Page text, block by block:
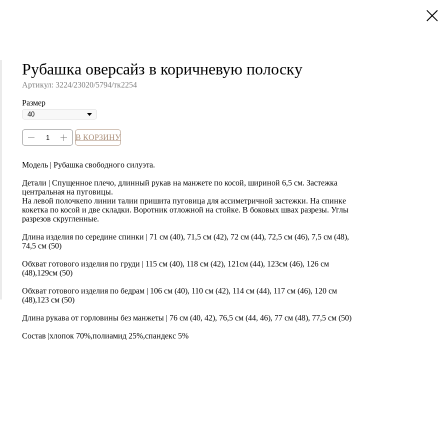
Рубашка оверсайз в коричневую полоску
Артикул: 3224/23020/5794/тк2254
Размер
В КОРЗИНУ
Модель | Рубашка свободного силуэта.
Детали | Спущенное плечо, длинный рукав на манжете по косой, шириной 6,5 см. Застежка
центральная на пуговицы.
На левой полочкепо линии талии пришита пуговица для ассиметричной застежки. На спинке
кокетка по косой и две складки. Воротник отложной на стойке. В боковых швах разрезы. Углы
разрезов скругленные.
Длина изделия по середине спинки | 71 см (40), 71,5 см (42), 72 см (44), 72,5 см (46), 7,5 см (48),
74,5 см (50)
Обхват готового изделия по груди | 115 см (40), 118 см (42), 121см (44), 123см (46), 126 см
(48),129см (50)
Обхват готового изделия по бедрам | 106 см (40), 110 см (42), 114 см (44), 117 см (46), 120 см
(48),123 см (50)
Длина рукава от горловины без манжеты | 76 см (40, 42), 76,5 см (44, 46), 77 см (48), 77,5 см (50)
Состав |хлопок 70%,полиамид 25%,спандекс 5%